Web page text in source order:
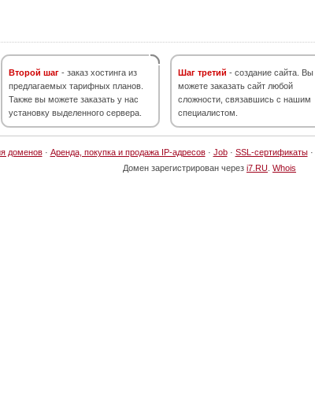
Второй шаг - заказ хостинга из
предлагаемых тарифных планов.
Также вы можете заказать у нас
установку выделенного сервера.
Шаг третий - создание сайта. Вы
можете заказать сайт любой
сложности, связавшись с нашим
специалистом.
доменов· Аренда, покупка и продажа IP-адресов· Job· SSL-сертификаты·
Домен зарегистрирован через i7.RU Whois